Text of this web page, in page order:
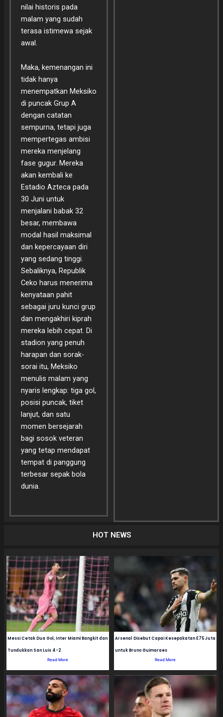
nilai historis pada
malam yang sudah
terasa istimewa sejak
awal.
Maka, kemenangan ini
tidak hanya
menempatkan Meksiko
di puncak Grup A
dengan catatan
sempurna, tetapi juga
mempertegas ambisi
mereka menjelang
fase gugur. Mereka
akan kembali ke
Estadio Azteca pada
30 Juni untuk
menjalani babak 32
besar, membawa
modal hasil maksimal
dan kepercayaan diri
yang sedang tinggi.
Sebaliknya, Republik
Ceko harus menerima
kenyataan pahit
sebagai juru kunci grup
dan mengakhiri kiprah
mereka lebih cepat. Di
stadion yang penuh
harapan dan sorak-
sorai itu, Meksiko
menulis malam yang
nyaris lengkap: tiga gol,
posisi puncak, tiket
lanjut, dan satu
momen bersejarah
bagi sosok veteran
yang tetap mendapat
tempat di panggung
terbesar sepak bola
dunia.
HOT NEWS
Messi Cetak Dua Gol, Inter Miami Bangkit dan
Tundukkan San Luis 4-2
Read More
Arsenal Disebut Capai Kesepakatan £75 Juta
untuk Bruno Guimaraes
Read More